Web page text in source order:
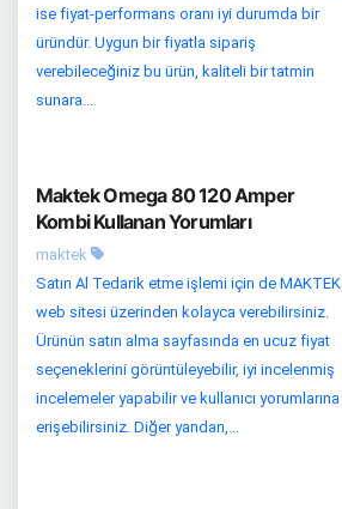
ise fiyat-performans oranı iyi durumda bir
üründür. Uygun bir fiyatla sipariş
verebileceğiniz bu ürün, kaliteli bir tatmin
sunara...
Maktek Omega 80 120 Amper
Kombi Kullanan Yorumları
maktek
Satın Al Tedarik etme işlemi için de MAKTEK
web sitesi üzerinden kolayca verebilirsiniz.
Ürünün satın alma sayfasında en ucuz fiyat
seçeneklerini görüntüleyebilir, iyi incelenmiş
incelemeler yapabilir ve kullanıcı yorumlarına
erişebilirsiniz. Diğer yandan,...